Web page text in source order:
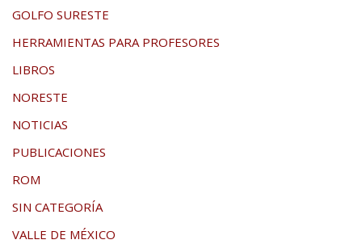
GOLFO SURESTE
HERRAMIENTAS PARA PROFESORES
LIBROS
NORESTE
NOTICIAS
PUBLICACIONES
ROM
SIN CATEGORÍA
VALLE DE MÉXICO